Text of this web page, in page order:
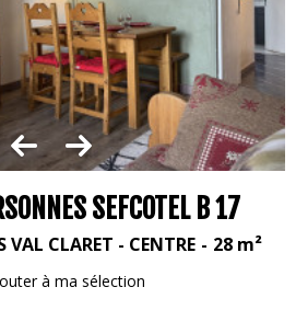
SEFCOTEL B 17
VAL CLARET - CENTRE 28 m²
à ma sélection